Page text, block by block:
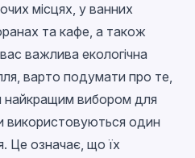
місцях, у ванних
та кафе, а також
важлива екологічна
варто подумати про те,
найкращим вибором для
використовуються один
Це означає, що їх